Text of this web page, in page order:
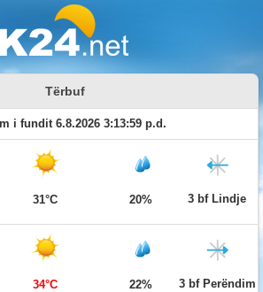
Tërbuf
i fundit 6.8.2026 3:13:59 p.d.
31°C 20% 3 bf Lindje
34°C 22% 3 bf Perëndim